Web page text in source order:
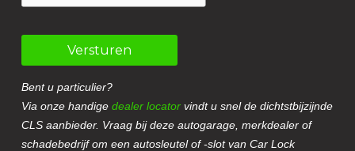
Versturen
Bent u particulier?
Via onze handigedealer locator vindt u snel de dichtstbijzijnde
CLS aanbieder. Vraag bij deze autogarage, merkdealer of
schadebedrijf om een autosleutel of -slot van Car Lock